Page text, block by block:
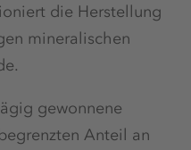
die Herstellung
mineralischen
gewonnene
Anteil an